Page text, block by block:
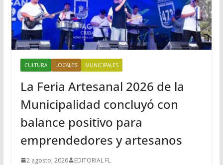
CULTURA LOCALES MUNICIPALES
La Feria Artesanal 2026 de la
Municipalidad concluyó con
balance positivo para
emprendedores y artesanos
2 agosto, 2026 EDITORIAL FL